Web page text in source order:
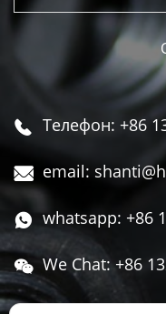
 Телефон: +86
 email:
 whatsapp: +86
 We Chat: +86